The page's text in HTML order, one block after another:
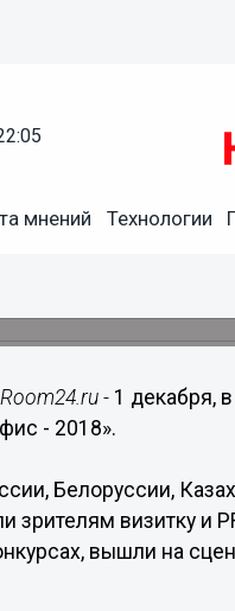
мнений Технологии
- 1 декабря,
- 2018».
Белоруссии,
зрителям визитку и
вышли на